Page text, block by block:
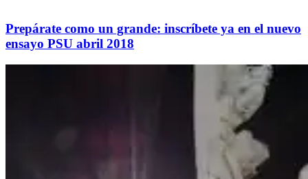
Prepárate como un grande: inscríbete ya en el nuevo
ensayo PSU abril 2018